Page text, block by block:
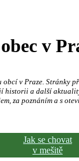
v
v Praze. Stránky
historii a další
za poznáním a s
Jak se chovat
v mešitě